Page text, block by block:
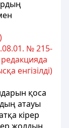
№ 215-
енгізілді)
қоса
атауы
кірер